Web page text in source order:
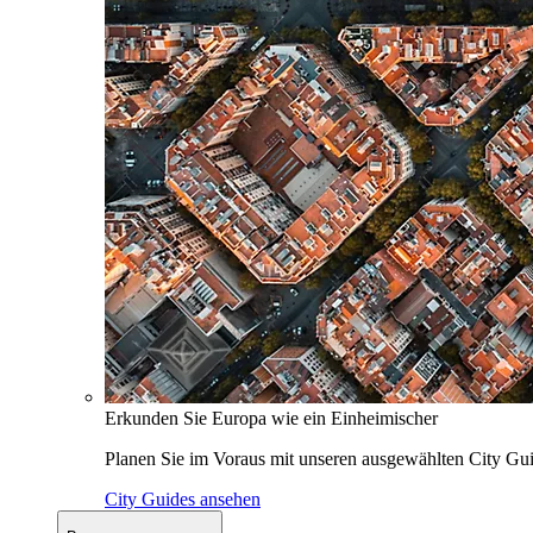
Erkunden Sie Europa wie ein Einheimischer
Planen Sie im Voraus mit unseren ausgewählten City
City Guides ansehen